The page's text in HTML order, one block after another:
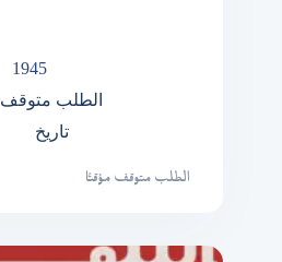
1945
الطلب متوقف
تاريخ
الطلب متوقف مؤقتًا